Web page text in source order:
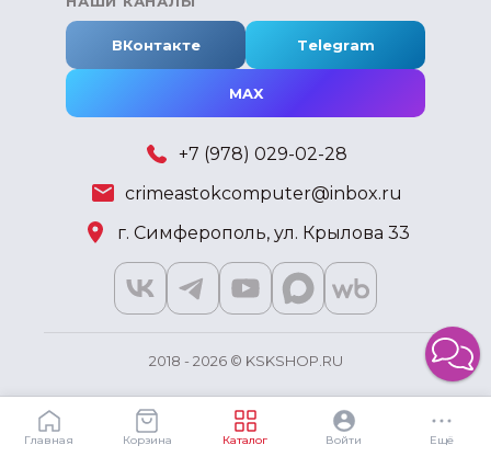
Главная Корзина Каталог Войти Ещё
ВКонтакте Telegram
MAX
+7 (978) 029-02-28
crimeastokcomputer@inbox.ru
г. Симферополь, ул. Крылова 33
2018 - 2026 © KSKSHOP.RU